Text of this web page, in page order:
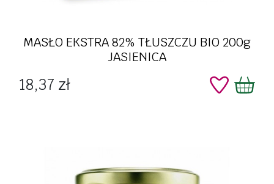
MASŁO EKSTRA 82% TŁUSZCZU BIO 200g
JASIENICA
Cena
18,37 zł